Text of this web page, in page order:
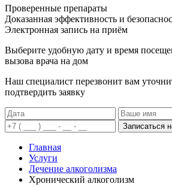
Проверенные препараты
Доказанная эффективность и
Электронная запись на приём
Выберите удобную дату и время
вызова врача на дом
Наш специалист перезвонит вам
подтвердить заявку
Записаться
Главная
Услуги
Лечение алкоголизма
Хронический алкоголизм